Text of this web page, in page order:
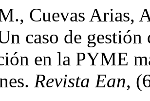
Cuevas Arias,
caso de
en la PYME
Revista Ean,